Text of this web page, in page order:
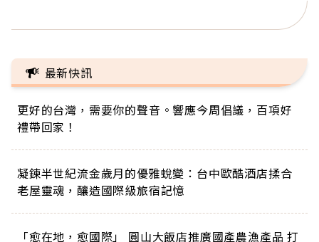
最新快訊
更好的台灣，需要你的聲音。響應今周倡議，百項好
禮帶回家！
凝鍊半世紀流金歲月的優雅蛻變：台中歐酷酒店揉合
老屋靈魂，釀造國際級旅宿記憶
「愈在地，愈國際」 圓山大飯店推廣國產農漁產品 打